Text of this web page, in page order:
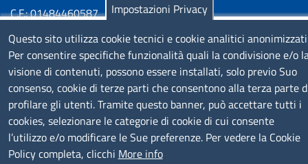
C.F.: 01484460587
P.Iva: 01000211001
SERVIZIO REALIZZATO DA
Impostazioni Privacy
Questo sito utilizza cookie tecnici e cookie analitici
Per consentire specifiche funzionalità quali la condivisione e/o
visione di contenuti, possono essere installati, solo previo Suo
consenso, cookie di terze parti che consentono alla terza parte
profilare gli utenti. Tramite questo banner, può accettare tutti i
cookies, selezionare le categorie di cookie di cui consente
l’utilizzo e/o modificare le Sue preferenze. Per vedere la Cookie
Policy completa, clicchi More info